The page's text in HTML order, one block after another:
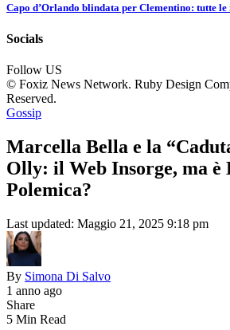
Capo d’Orlando blindata per Clementino: tutte le
Socials
Follow US
© Foxiz News Network. Ruby Design
Reserved.
Gossip
Marcella Bella e la
Olly: il Web Insorge, ma è
Polemica?
Last updated: Maggio 21, 2025 9:18 pm
By Simona Di Salvo
1 anno ago
Share
5 Min Read